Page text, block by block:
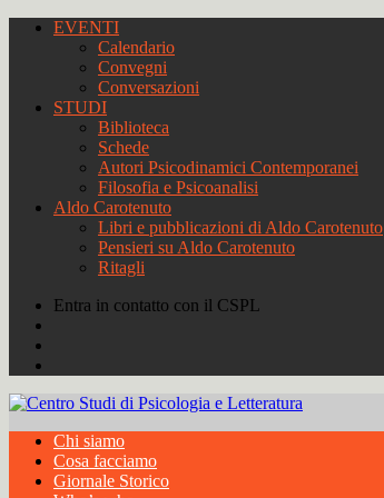
EVENTI
Calendario
Convegni
Conversazioni
STUDI
Biblioteca
Schede
Autori Psicodinamici Contemporanei
Filosofia e Psicoanalisi
Aldo Carotenuto
Libri e pubblicazioni di Aldo Carotenuto
Pensieri su Aldo Carotenuto
Ritagli
Entra in contatto con il CSPL
Chi siamo
Cosa facciamo
Giornale Storico